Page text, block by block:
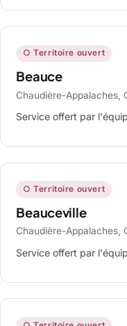
○ Territoire ouvert
Beauce
Chaudière-Appalaches,
Service offert par
○ Territoire ouvert
Beauceville
Chaudière-Appalaches,
Service offert par